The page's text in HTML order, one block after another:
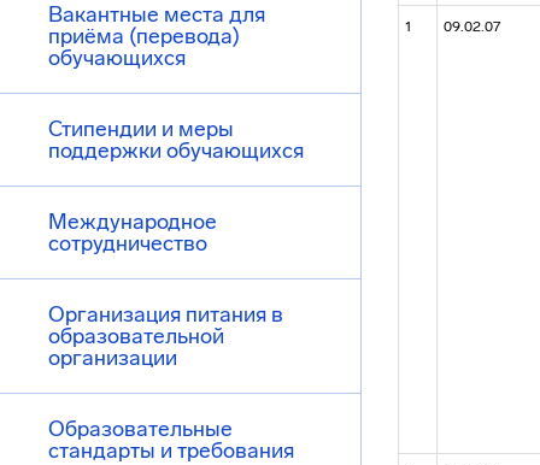
Вакантные места для
приёма (перевода)
обучающихся
Стипендии и меры
поддержки обучающихся
Международное
сотрудничество
Организация питания в
образовательной
организации
Образовательные
стандарты и требования
1 09.02.07